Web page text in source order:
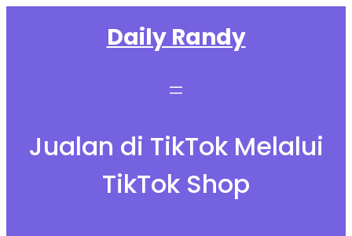
Daily Randy
Jualan di TikTok Melalui
TikTok Shop